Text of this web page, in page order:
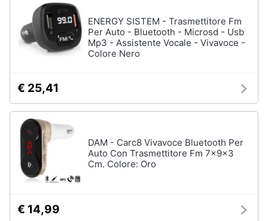
Arredo
Brico
Giardinaggio
Salute
igiene
Beauty
Giocattoli
tutti
Ecoscandaglio
garmin
Illuminazione
nautica
Servizi
bordo
Strumentazione
bordo
ENERGY SISTEM - Trasmettitore Fm
Per Auto - Bluetooth - Microsd - Usb
Mp3 - Assistente Vocale - Vivavoce -
Colore Nero
€ 25,41
DAM - Carc8 Vivavoce Bluetooth Per
Auto Con Trasmettitore Fm 7x9x3
Cm. Colore: Oro
€ 14,99